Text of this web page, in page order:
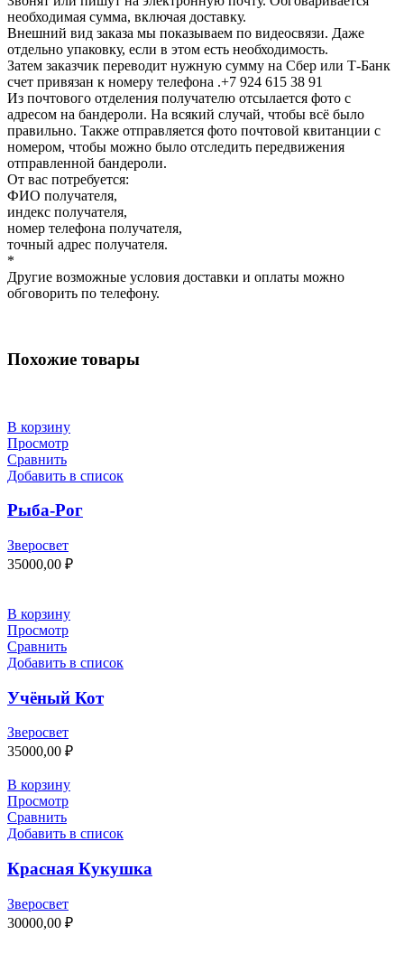
необходимая сумма, включая доставку.
Внешний вид заказа мы показываем по видеосвязи. Даже
отдельно упаковку, если в этом есть необходимость.
Затем заказчик переводит нужную сумму на Сбер или Т-Банк
счет привязан к номеру телефона .+7 924 615 38 91
Из почтового отделения получателю отсылается фото с
адресом на бандероли. На всякий случай, чтобы всё было
правильно. Также отправляется фото почтовой квитанции с
номером, чтобы можно было отследить передвижения
отправленной бандероли.
От вас потребуется:
ФИО получателя,
индекс получателя,
номер телефона получателя,
точный адрес получателя.
*
Другие возможные условия доставки и оплаты можно
обговорить по телефону.
Похожие товары
В корзину
Просмотр
Сравнить
Добавить в список
Рыба-Рог
Зверосвет
35000,00 ₽
В корзину
Просмотр
Сравнить
Добавить в список
Учёный Кот
Зверосвет
35000,00 ₽
В корзину
Просмотр
Сравнить
Добавить в список
Красная Кукушка
Зверосвет
30000,00 ₽